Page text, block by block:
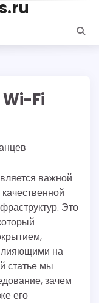
Wi-Fi
важной
Это
на
статье мы
зачем
его